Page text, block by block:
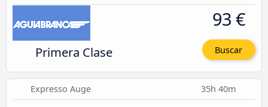
Primera Clase
93 €
Buscar
Expresso Auge 35h 40m